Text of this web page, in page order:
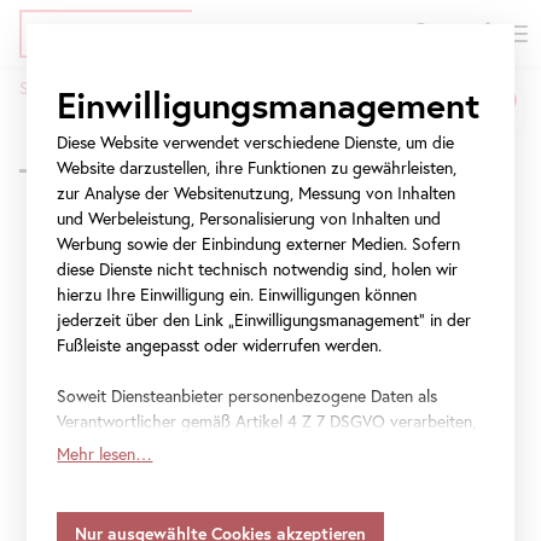
Direkt
Zur
Navigation
springen
Zur
Navigation
springen
Gustav
Klimt
und
seine
Zeit
Pfadnavigation
Startseite Programm
Zurück zur Übersicht
Gustav Klimt und
seine Zeit
Führung
Einwilligungsmanagement
Diese Website verwendet verschiedene Dienste, um die
Website darzustellen, ihre Funktionen zu gewährleisten,
zur Analyse der Websitenutzung, Messung von Inhalten
und Werbeleistung, Personalisierung von Inhalten und
Werbung sowie der Einbindung externer Medien. Sofern
diese Dienste nicht technisch notwendig sind, holen wir
hierzu Ihre Einwilligung ein. Einwilligungen können
jederzeit über den Link „Einwilligungsmanagement“ in der
Fußleiste angepasst oder widerrufen werden.
Soweit Diensteanbieter personenbezogene Daten als
Verantwortlicher gemäß Artikel 4 Z 7 DSGVO verarbeiten,
gilt Ihre Einwilligung auch für die Weitergabe an den
Daten in Staaten ohne Vorliegen eines
Mehr lesen…